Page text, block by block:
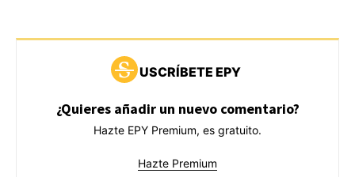
USCRÍBETE EPY
¿Quieres añadir un nuevo comentario?
Hazte EPY Premium, es gratuito.
Hazte Premium